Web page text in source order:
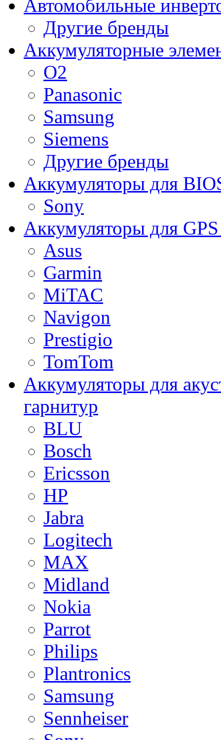
Автомобильные
Другие бренды
Аккумуляторные
O2
Panasonic
Samsung
Siemens
Другие бренды
Аккумуляторы для
Sony
Аккумуляторы для GPS
Asus
Garmin
MiTAC
Navigon
Prestigio
TomTom
Аккумуляторы для
гарнитур
BLU
Bosch
Ericsson
HP
Jabra
Logitech
MAX
Midland
Nokia
Parrot
Philips
Plantronics
Samsung
Sennheiser